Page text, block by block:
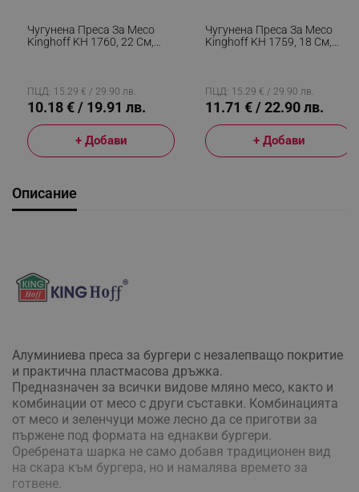
Чугунена Преса За Месо
Kinghoff KH 1760, 22 См,
ПЦД: 15.29 € / 29.90 лв.
10.18 € / 19.91 лв.
+ Добави
Чугунена Преса За Месо
Kinghoff KH 1759, 18 См,
ПЦД: 15.29 € / 29.90 лв.
11.71 € / 22.90 лв.
+ Добави
Описание
Алуминиева преса за бургери с незалепващо покритие
и практична пластмасова дръжка.
Предназначен за всички видове мляно месо, както и
комбинации от месо с други съставки. Комбинацията
от месо и зеленчуци може лесно да се приготви за
пържене под формата на еднакви бургери.
Оребрената шарка не само добавя традиционен вид
на скара към бургера, но и намалява времето за
готвене.